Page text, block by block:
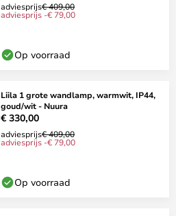
adviesprijs€ 409,00
adviesprijs -€ 79,00
Op voorraad
Liila 1 grote wandlamp, warmwit, IP44,
goud/wit - Nuura
€ 330,00
adviesprijs€ 409,00
adviesprijs -€ 79,00
Op voorraad